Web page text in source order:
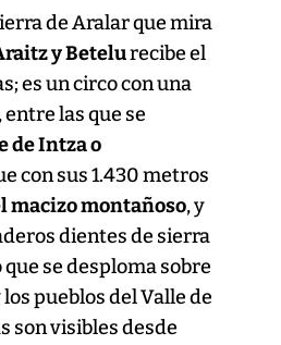
de Aralar que mira
y Betelurecibe el
es un circo con una
las que se
de Intza o
con sus 1.430 metros
macizo montañoso, y
dientes de sierra
se desploma sobre
pueblos del Valle de
son visibles desde